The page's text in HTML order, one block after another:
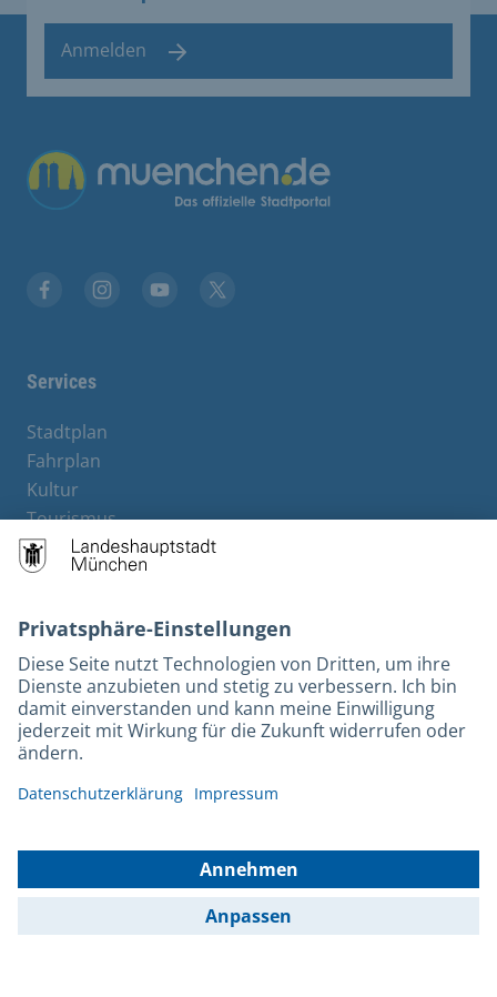
Anmelden
Übergreifende Links
Services
Stadtplan
Fahrplan
Kultur
Tourismus
M-Strom
Bürgerservice
Rechtliches und Kontakt
Barrierefreiheit
Leichte Sprache
Gebärdensprache
Kontakt